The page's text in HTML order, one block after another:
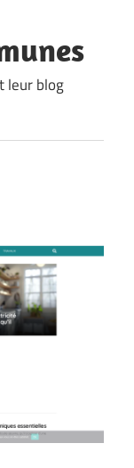
leur blog